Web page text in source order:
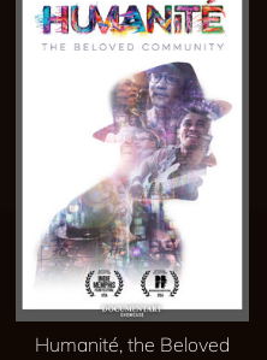
Humanité, the Beloved